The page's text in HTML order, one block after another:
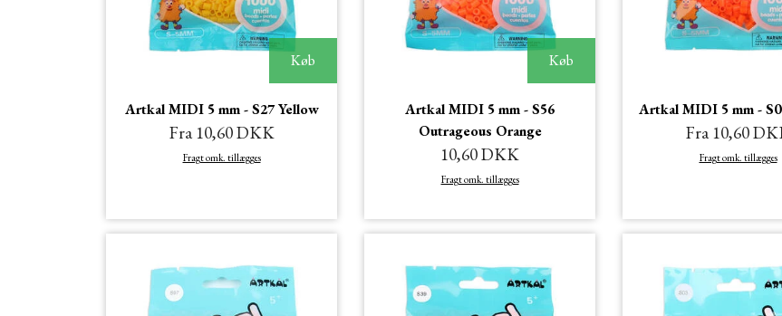
Køb
Artkal MIDI 5 mm - S27 Yellow
Fra 10,60 DKK
Fragt omk. tillægges
Køb
Artkal MIDI 5 mm - S56
Outrageous Orange
10,60 DKK
Fragt omk. tillægges
Artkal MIDI 5 mm -
Fra 10,60
Fragt omk. tillægges